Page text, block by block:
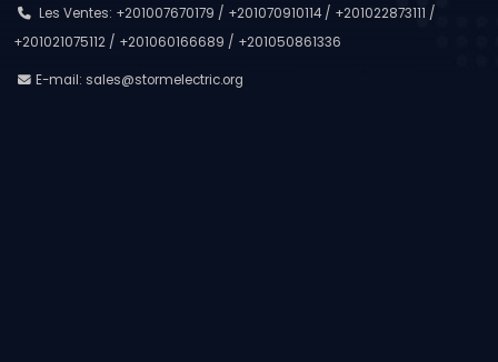
Les Ventes: +201007670179 / +201070910114 / +201022873111 /
+201021075112 / +201060166689 / +201050861336
E-mail: sales@stormelectric.org